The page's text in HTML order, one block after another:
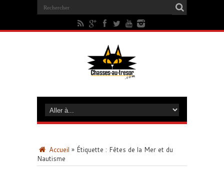
Accueil » Étiquette : Fêtes de la Mer et du
Nautisme